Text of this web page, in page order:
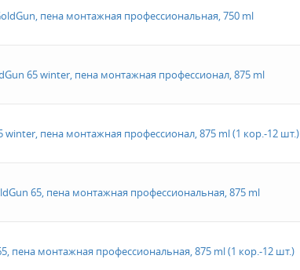
пена монтажная профессиональная, 750 ml
65 winter, пена монтажная профессионал, 875 ml
winter, пена монтажная профессионал, 875 ml (1 кор.-12 шт.)
65, пена монтажная профессиональная, 875 ml
пена монтажная профессиональная, 875 ml (1 кор.-12 шт.)